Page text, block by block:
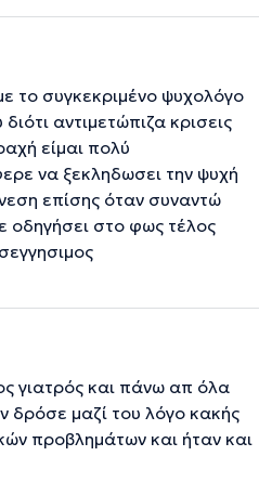
το συγκεκριμένο ψυχολόγο
αντιμετώπιζα κρισεις
είμαι πολύ
να ξεκληδωσει την ψυχή
επίσης όταν συναντώ
οδηγήσει στο φως τέλος
γιατρός και πάνω απ όλα
δρόσε μαζί του λόγο κακής
προβλημάτων και ήταν και